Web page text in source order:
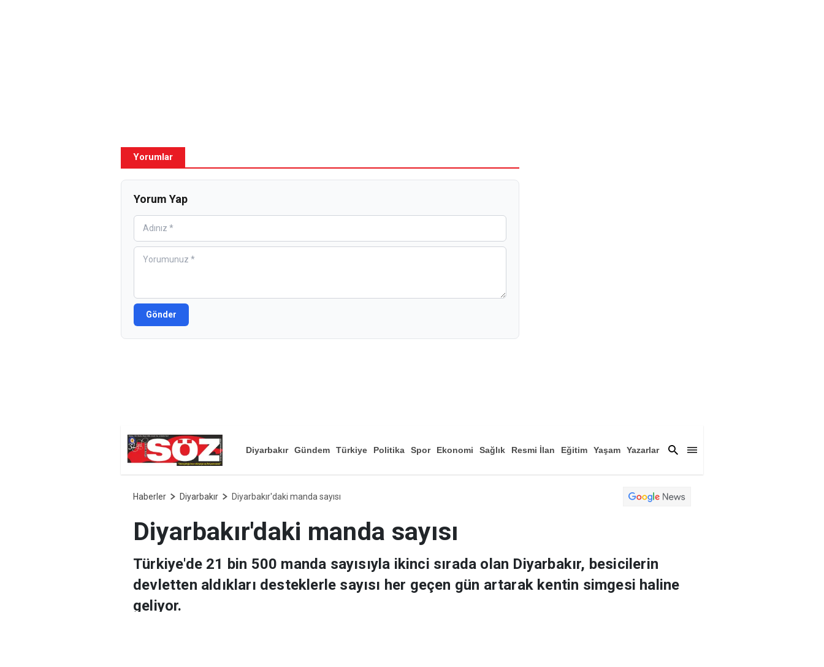
Yorumlar
Yorum Yap
Gönder
Haberler Diyarbakır Diyarbakır'daki manda sayısı
Diyarbakır'daki manda sayısı
Türkiye'de 21 bin 500 manda sayısıyla ikinci sırada olan Diyarbakır, besicilerin